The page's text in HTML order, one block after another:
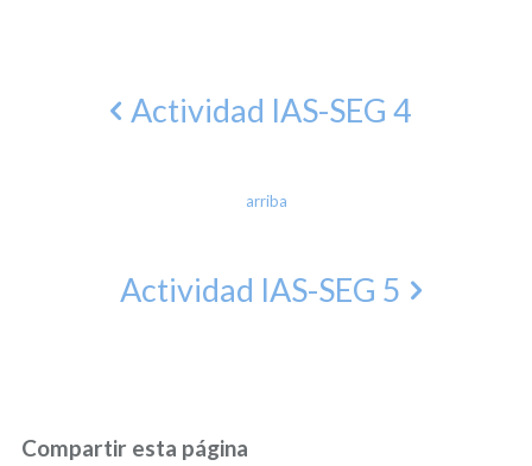
Actividad IAS-SEG 4
arriba
Actividad IAS-SEG 5
Compartir esta página